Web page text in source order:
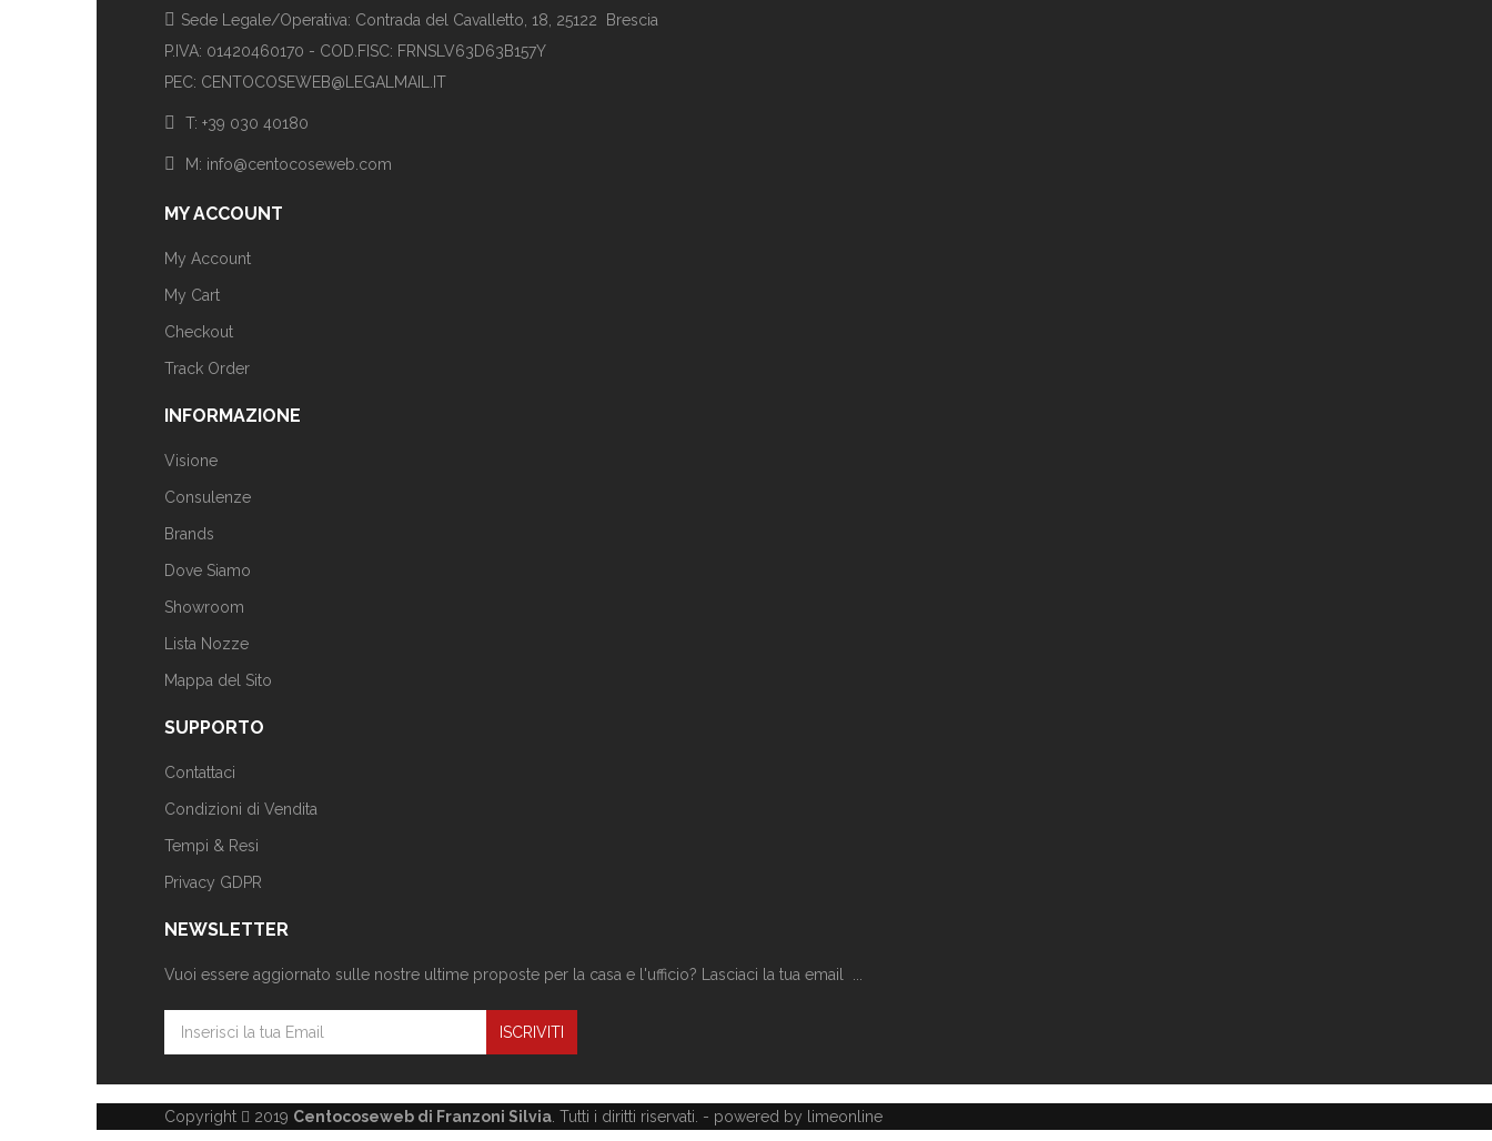
Sede Legale/Operativa: Contrada del Cavalletto, 18, 25122 Brescia
P.IVA: 01420460170 - COD.FISC: FRNSLV63D63B157Y
PEC: CENTOCOSEWEB@LEGALMAIL.IT
T: +39 030 40180
M: info@centocoseweb.com
MY ACCOUNT
My Account
My Cart
Checkout
Track Order
INFORMAZIONE
Visione
Consulenze
Brands
Dove Siamo
Showroom
Lista Nozze
Mappa del Sito
SUPPORTO
Contattaci
Condizioni di Vendita
Tempi & Resi
Privacy GDPR
NEWSLETTER
Vuoi essere aggiornato sulle nostre ultime proposte per la casa e l'ufficio? Lasciaci la tua email ...
Copyright 2019 Centocoseweb di Franzoni Silvia . Tutti i diritti riservati. - powered by limeonline